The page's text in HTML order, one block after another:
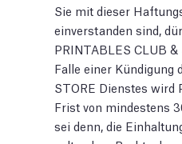
Sie mit dieser
einverstanden sind,
PRINTABLES CLUB
Falle einer Kündigung
STORE Dienstes wird
Frist von mindestens
sei denn, die